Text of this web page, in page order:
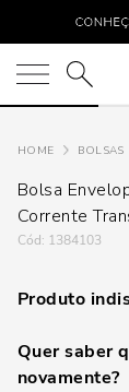
O que você
BOLSAS
Bolsa
Corrente
: 1384103
Produto
Quer saber
novamente?